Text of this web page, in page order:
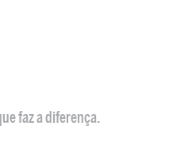
faz a diferença.